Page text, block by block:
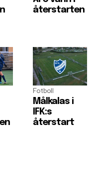
återstarten
Fotboll
Målkalas i
IFK:s
återstart